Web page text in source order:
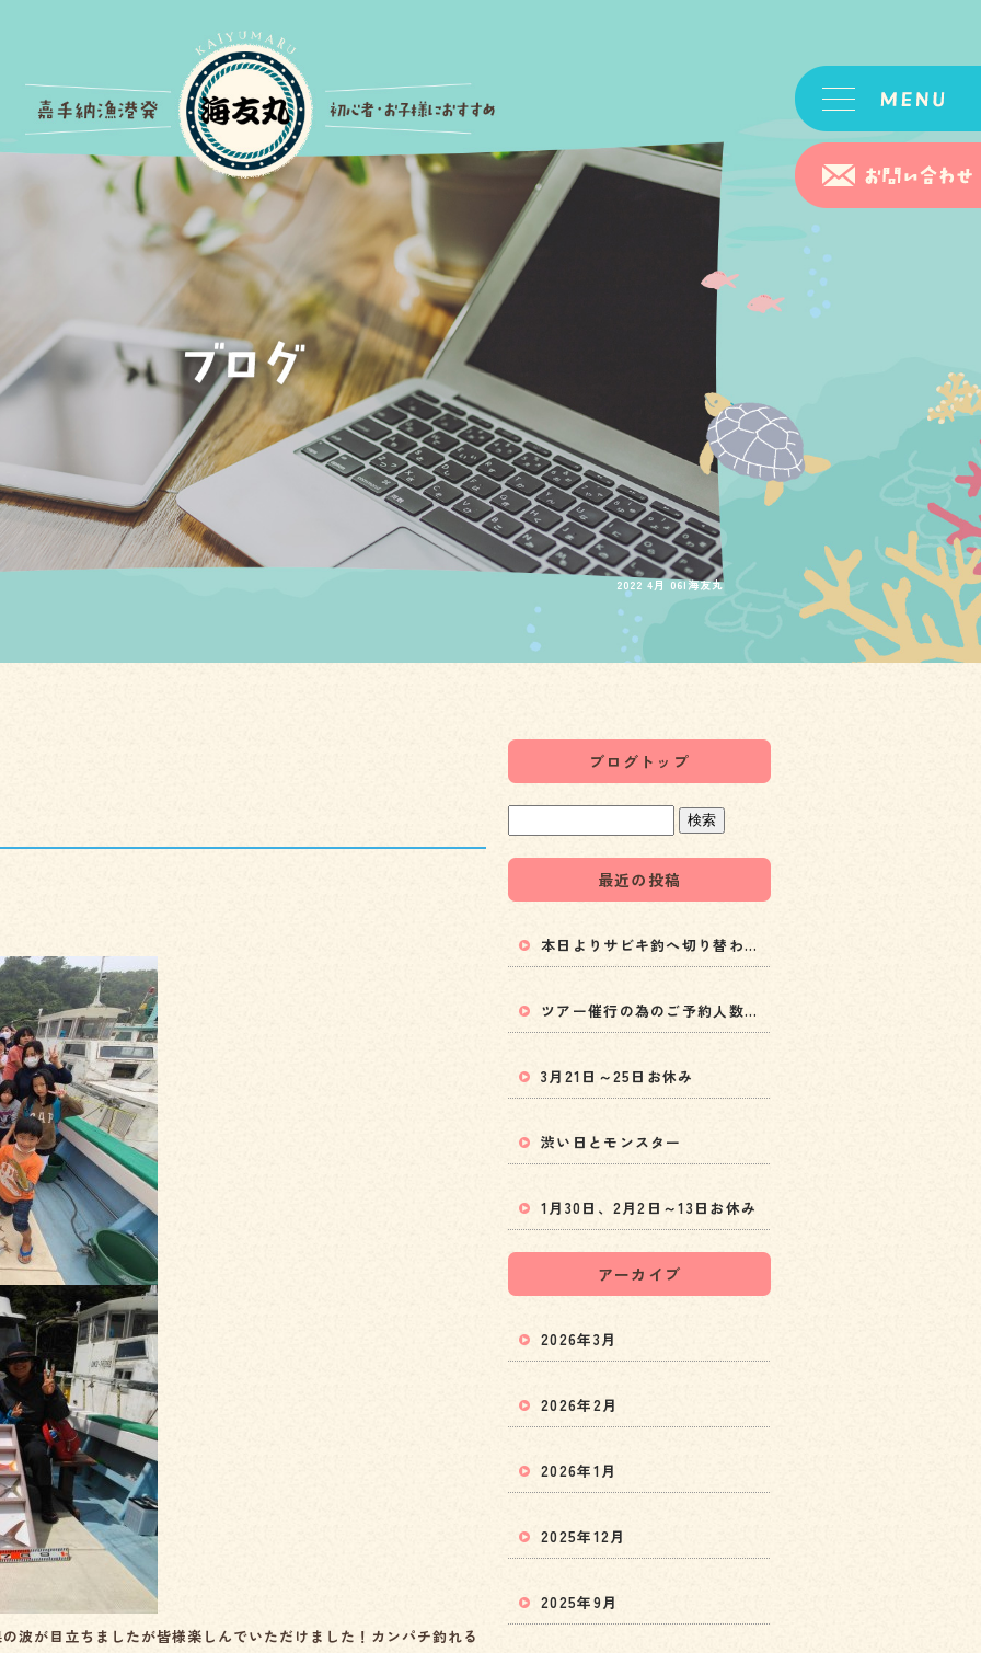
2022 4月 06|海友丸
波が目立ちましたが皆様楽しんでいただけました！カンパチ釣れる
ブログトップ
最近の投稿
本日よりサビキ釣へ切り替わります！
ツアー催行の為のご予約人数変更と5月以降の料金値上げのお知らせ
3月21日～25日お休み
渋い日とモンスター
1月30日、2月2日～13日お休み
アーカイブ
2026年3月
2026年2月
2026年1月
2025年12月
2025年9月